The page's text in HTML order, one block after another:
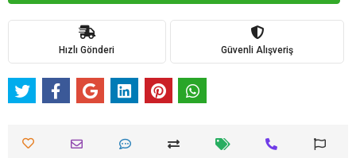
Hızlı Gönderi Güvenli Alışveriş